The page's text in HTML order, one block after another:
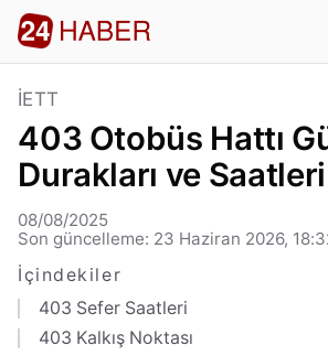
İETT
403 Otobüs Hattı
Durakları ve
08/08/2025
Son güncelleme: 23 Haziran 2026,
İçindekiler
403 Sefer Saatleri
403 Kalkış Noktası